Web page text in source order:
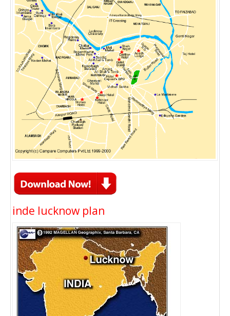
inde lucknow plan